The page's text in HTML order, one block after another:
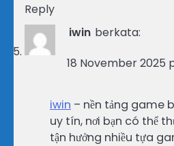
Reply
iwin berkata:
18 November 2025
iwin – nền tảng game
uy tín, nơi bạn có thể
tận hưởng nhiều tựa